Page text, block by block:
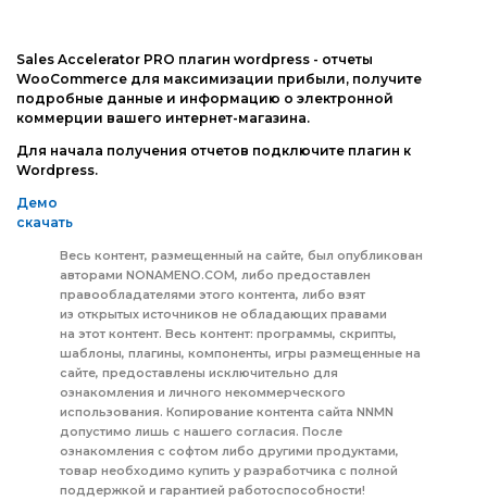
phpBB форум
Другие CMS
Web-Мастеру
Sales Accelerator PRO плагин wordpress - отчеты
WooCommerce для максимизации прибыли, получите
подробные данные и информацию о электронной
коммерции вашего интернет-магазина.
Для начала получения отчетов подключите плагин к
Wordpress.
Демо
скачать
Весь контент, размещенный на сайте, был опубликован
авторами NONAMENO.COM, либо предоставлен
правообладателями этого контента, либо взят
из открытых источников не обладающих правами
на этот контент. Весь контент: программы, скрипты,
шаблоны, плагины, компоненты, игры размещенные на
сайте, предоставлены исключительно для
ознакомления и личного некоммерческого
использования. Копирование контента сайта NNMN
допустимо лишь с нашего согласия. После
ознакомления с софтом либо другими продуктами,
товар необходимо купить у разработчика с полной
поддержкой и гарантией работоспособности!